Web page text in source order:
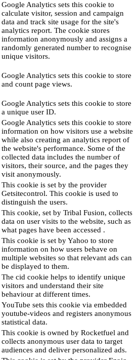
Google Analytics sets this cookie to
calculate visitor, session and campaign
data and track site usage for the site's
analytics report. The cookie stores
information anonymously and assigns a
randomly generated number to recognise
unique visitors.
Google Analytics sets this cookie to store
and count page views.
Google Analytics sets this cookie to store
a unique user ID.
Google Analytics sets this cookie to store
information on how visitors use a website
while also creating an analytics report of
the website's performance. Some of the
collected data includes the number of
visitors, their source, and the pages they
visit anonymously.
This cookie is set by the provider
Getsitecontrol. This cookie is used to
distinguish the users.
This cookie, set by Tribal Fusion, collects
data on user visits to the website, such as
what pages have been accessed .
This cookie is set by Yahoo to store
information on how users behave on
multiple websites so that relevant ads can
be displayed to them.
The cid cookie helps to identify unique
visitors and understand their site
behaviour at different times.
YouTube sets this cookie via embedded
youtube-videos and registers anonymous
statistical data.
This cookie is owned by Rocketfuel and
collects anonymous user data to target
audiences and deliver personalized ads.